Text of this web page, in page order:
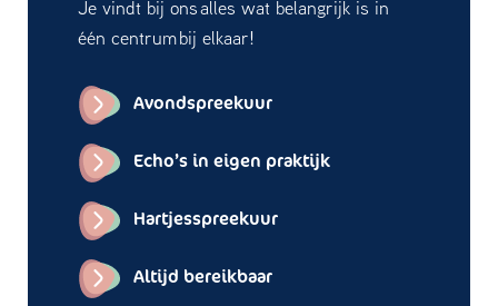
Je vindt bij ons alles wat belangrijk is in
één centrum bij elkaar!
Avondspreekuur
Echo’s in eigen praktijk
Hartjesspreekuur
Altijd bereikbaar